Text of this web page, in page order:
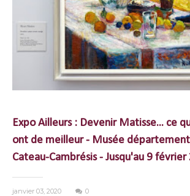
Expo Ailleurs : Devenir Matisse... ce
ont de meilleur - Musée
Cateau-Cambrésis - Jusqu'au 9
janvier 03, 2020 0